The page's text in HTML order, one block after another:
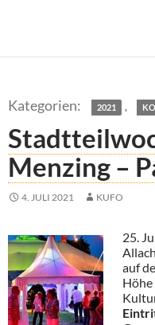
2021 ,
Menzing –
4. JULI 2021 KUFO
25.
auf